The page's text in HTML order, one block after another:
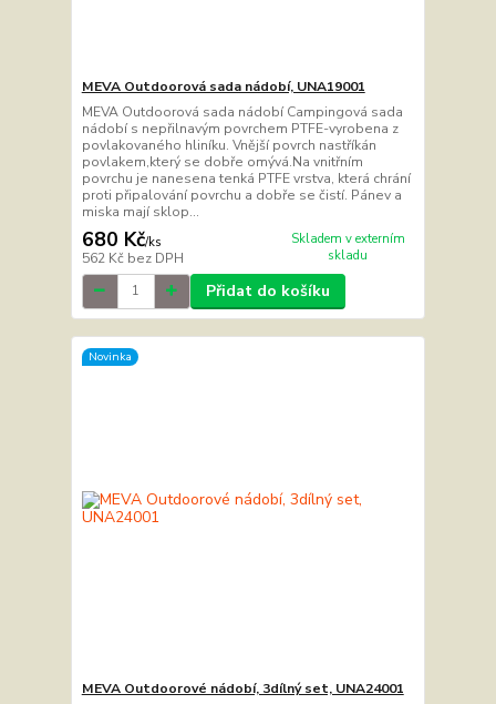
MEVA Outdoorová sada nádobí, UNA19001
MEVA Outdoorová sada nádobí Campingová sada
nádobí s nepřilnavým povrchem PTFE-vyrobena z
povlakovaného hliníku. Vnější povrch nastříkán
povlakem,který se dobře omývá.Na vnitřním
povrchu je nanesena tenká PTFE vrstva, která chrání
proti připalování povrchu a dobře se čistí. Pánev a
miska mají sklop...
680 Kč/ks
562 Kč bez DPH
Skladem v externím
skladu
Přidat do košíku
Novinka
MEVA Outdoorové nádobí, 3dílný set, UNA24001